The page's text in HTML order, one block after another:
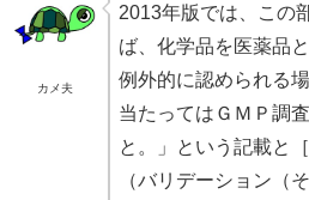
カメ夫
2013年版では、この
ば、化学品を医薬品
例外的に認められる
当たってはＧＭＰ調
と。」という記載と
（バリデーション（